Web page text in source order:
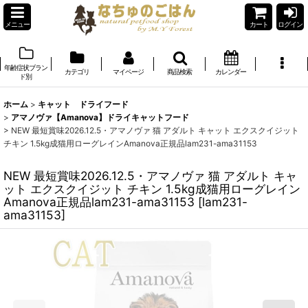
メニュー カート ログイン
年齢症状ブラン
ド別
カテゴリ マイページ 商品検索 カレンダー
ホーム > キャット ドライフード
> アマノヴァ【Amanova】ドライキャットフード
> NEW 最短賞味2026.12.5・アマノヴァ 猫 アダルト キャット エクスクイジット
チキン 1.5kg成猫用ローグレインAmanova正規品lam231-ama31153
NEW 最短賞味2026.12.5・アマノヴァ 猫 アダルト キャ
ット エクスクイジット チキン 1.5kg成猫用ローグレイン
Amanova正規品lam231-ama31153 [lam231-
ama31153]